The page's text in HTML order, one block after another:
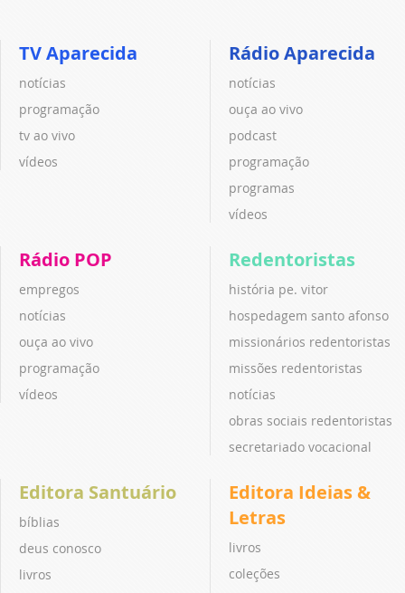
TV Aparecida
notícias
programação
tv ao vivo
vídeos
Rádio Aparecida
notícias
ouça ao vivo
podcast
programação
programas
vídeos
Rádio POP
empregos
notícias
ouça ao vivo
programação
vídeos
Redentoristas
história pe. vitor
hospedagem santo afonso
missionários redentoristas
missões redentoristas
notícias
obras sociais redentoristas
secretariado vocacional
Editora Santuário
bíblias
deus conosco
livros
Editora Ideias &
Letras
livros
coleções